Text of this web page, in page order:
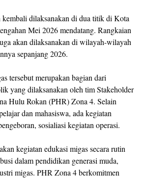
kembali dilaksanakan di dua titik di Kota
Mei 2026 mendatang. Rangkaian
akan dilaksanakan di wilayah-wilayah
sepanjang 2026.
tersebut merupakan bagian dari
yang dilaksanakan oleh tim Stakeholder
Hulu Rokan (PHR) Zona 4. Selain
dan mahasiswa, ada kegiatan
sosialiasi kegiatan operasi.
kegiatan edukasi migas secara rutin
dalam pendidikan generasi muda,
migas. PHR Zona 4 berkomitmen